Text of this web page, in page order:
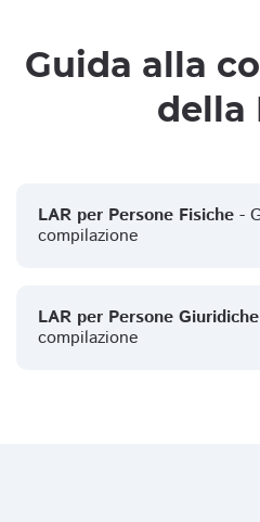
Guida alla
della
LAR per Persone Fisiche -
compilazione
LAR per Persone Giuridiche
compilazione